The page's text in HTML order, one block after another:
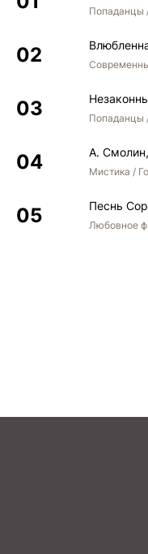
А.
Мистика /
Песнь
Любовное